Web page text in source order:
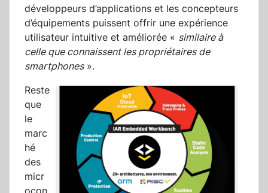
développeurs d’applications et les concepteurs
d’équipements puissent offrir une expérience
utilisateur intuitive et améliorée « similaire à
celle que connaissent les propriétaires de
smartphones».
Reste
que
le
marc
hé
des
micr